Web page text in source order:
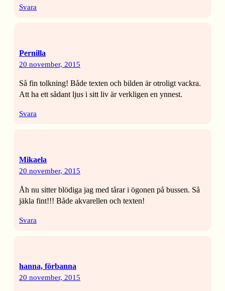
Svara
Pernilla
20 november, 2015
Så fin tolkning! Både texten och bilden är otroligt vackra.
Att ha ett sådant ljus i sitt liv är verkligen en ynnest.
Svara
Mikaela
20 november, 2015
Åh nu sitter blödiga jag med tårar i ögonen på bussen. Så
jäkla fint!!! Både akvarellen och texten!
Svara
hanna, förbanna
20 november, 2015